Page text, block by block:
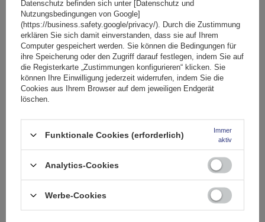
Mont Blanc AMC 5002-A49 Aluminium-Dachgepäckträger
184,29 €inkl. MwSt
Große Menge verfügbar Wir versenden schon am11. August
In den
Datenschutz befinden sich unter [Datenschutz und
Nutzungsbedingungen von Google]
(https://business.safety.google/privacy/). Durch die Zustimmung
erklären Sie sich damit einverstanden, dass sie auf Ihrem
Computer gespeichert werden. Sie können die Bedingungen für
ihre Speicherung oder den Zugriff darauf festlegen, indem Sie auf
die Registerkarte „Zustimmungen konfigurieren“ klicken. Sie
können Ihre Einwilligung jederzeit widerrufen, indem Sie die
Cookies aus Ihrem Browser auf dem jeweiligen Endgerät
löschen.
Funktionale Cookies (erforderlich)
Immer
aktiv
Analytics-Cookies
Werbe-Cookies